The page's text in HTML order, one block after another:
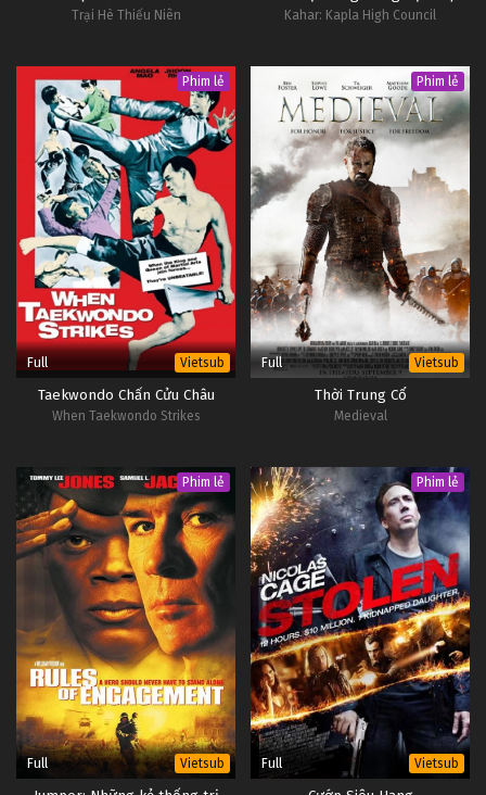
Tập 32
Thôn Tính Bầu Trời Tập 31
Tập 31
Thôn Tính Bầu Trời Tập 30
Tập 30
Thôn Tính Bầu Trời Tập 29
Tập 29
Thôn Tính Bầu Trời Tập 28
Tập 28
Thôn Tính Bầu Trời Tập 26
Tập 26
Thôn Tính Bầu Trời Tập 25
Tập 25
Thôn Tính Bầu Trời Tập 24
Tập 24
Thôn Tính Bầu Trời Tập 23
Trại Hè Thiếu Niên Kahar: Kapla High Council
Phim lẻ
Full Vietsub
Taekwondo Chấn Cửu Châu
When Taekwondo Strikes
Phim lẻ
Full Vietsub
Thời Trung Cổ
Medieval
Phim lẻ
Full Vietsub
Phim lẻ
Full Vietsub